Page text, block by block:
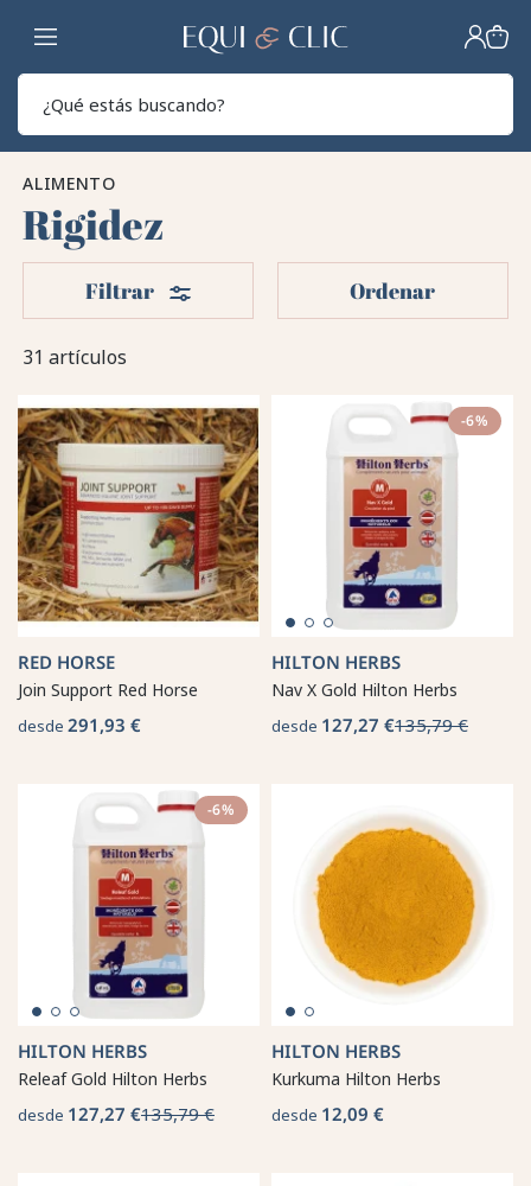
Hogar
ALIMENTO
Rigidez
31 artículos
Filtrar Filtros Ordenar
RED HORSE
Join Support Red Horse
desde 291,93 €
-6%
HILTON HERBS
Nav X Gold Hilton Herbs
desde 127,27 €135,79 €
-6%
HILTON HERBS
Releaf Gold Hilton Herbs
desde 127,27 €135,79 €
HILTON HERBS
Kurkuma Hilton Herbs
desde 12,09 €